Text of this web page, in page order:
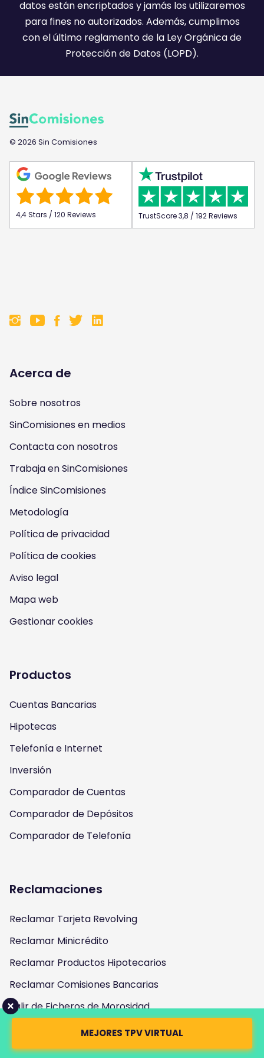
MEJORES TPV VIRTUAL
datos están encriptados y jamás los utilizaremos
para fines no autorizados. Además, cumplimos
con el último reglamento de la Ley Orgánica de
Protección de Datos (LOPD).
© 2026 Sin Comisiones
4,4 Stars / 120 Reviews TrustScore 3,8 / 192 Reviews
F
l
l
o
w
u
s
o
n
n
s
a
a
m
F
l
o
w
u
s
o
n
o
u
u
F
l
o
w
u
s
o
n
a
c
b
k
F
l
o
w
u
s
n
i
t
Acerca de
Sobre nosotros
SinComisiones en medios
Contacta con nosotros
Trabaja en SinComisiones
Índice SinComisiones
Metodología
Política de privacidad
Política de cookies
Aviso legal
Mapa web
Gestionar cookies
Productos
Cuentas Bancarias
Hipotecas
Telefonía e Internet
Inversión
Comparador de Cuentas
Comparador de Depósitos
Comparador de Telefonía
Reclamaciones
Reclamar Tarjeta Revolving
Reclamar Minicrédito
Reclamar Productos Hipotecarios
Reclamar Comisiones Bancarias
Salir de Ficheros de Morosidad